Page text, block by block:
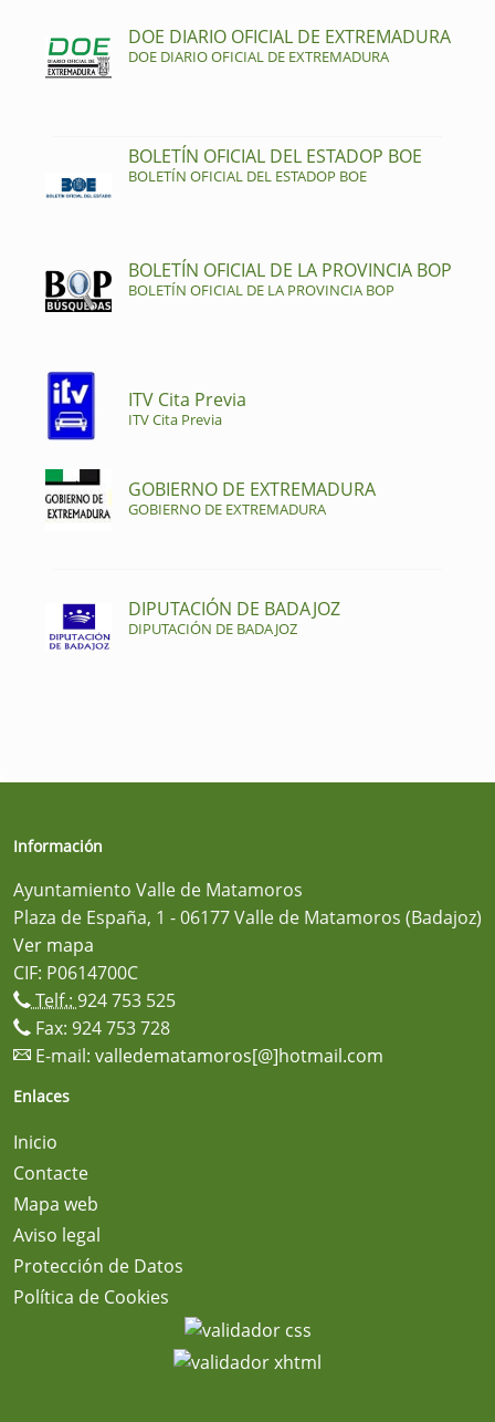
DOE DIARIO OFICIAL DE EXTREMADURA
DOE DIARIO OFICIAL DE EXTREMADURA
BOLETÍN OFICIAL DEL ESTADOP BOE
BOLETÍN OFICIAL DEL ESTADOP BOE
BOLETÍN OFICIAL DE LA PROVINCIA BOP
BOLETÍN OFICIAL DE LA PROVINCIA BOP
ITV Cita Previa
ITV Cita Previa
GOBIERNO DE EXTREMADURA
GOBIERNO DE EXTREMADURA
DIPUTACIÓN DE BADAJOZ
DIPUTACIÓN DE BADAJOZ
Información
Ayuntamiento Valle de Matamoros
Plaza de España, 1 - 06177 Valle de Matamoros (Badajoz)
Ver mapa
CIF: P0614700C
Telf.: 924 753 525
Fax: 924 753 728
E-mail: valledematamoros[@]hotmail.com
Enlaces
Inicio
Contacte
Mapa web
Aviso legal
Protección de Datos
Política de Cookies